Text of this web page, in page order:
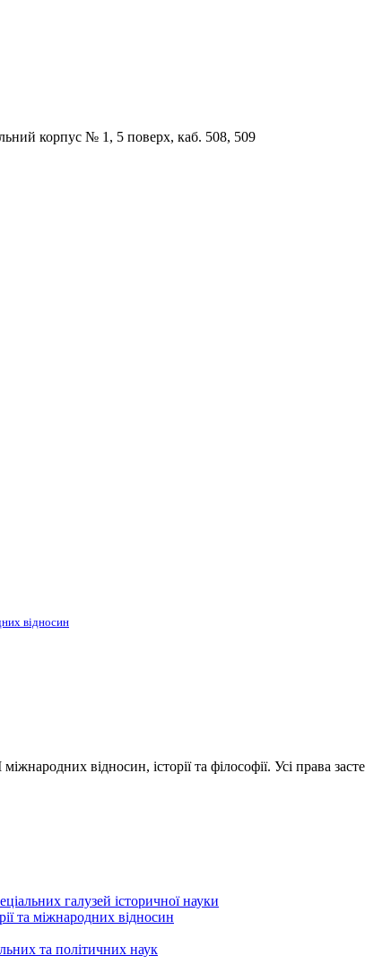
корпус № 1, 5 поверх, каб. 508, 509
відносин
відносин, історії та філософії. Усі права
галузей історичної науки
та міжнародних відносин
та політичних наук